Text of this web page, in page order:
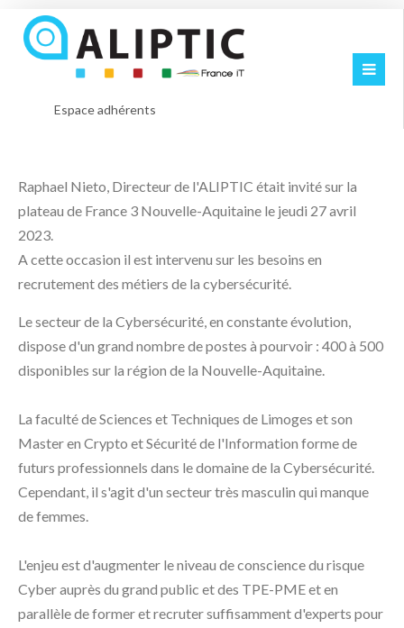
Espace adhérents
Raphael Nieto, Directeur de l'ALIPTIC était invité sur la
plateau de France 3 Nouvelle-Aquitaine le jeudi 27 avril
2023.
A cette occasion il est intervenu sur les besoins en
recrutement des métiers de la cybersécurité.
Le secteur de la Cybersécurité, en constante évolution,
dispose d'un grand nombre de postes à pourvoir : 400 à 500
disponibles sur la région de la Nouvelle-Aquitaine.
La faculté de Sciences et Techniques de Limoges et son
Master en Crypto et Sécurité de l'Information forme de
futurs professionnels dans le domaine de la Cybersécurité.
Cependant, il s'agit d'un secteur très masculin qui manque
de femmes.
L'enjeu est d'augmenter le niveau de conscience du risque
Cyber auprès du grand public et des TPE-PME et en
parallèle de former et recruter suffisamment d'experts pour